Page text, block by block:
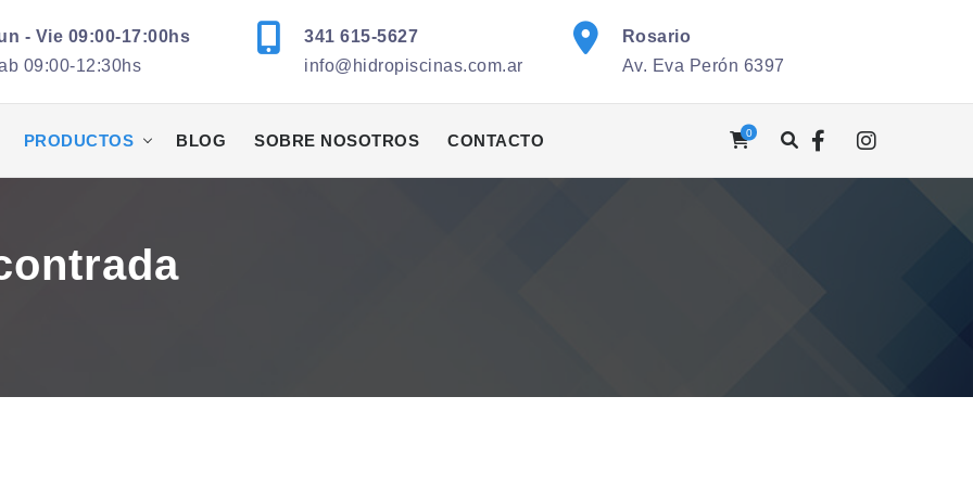
- Vie 09:00-17:00hs
09:00-12:30hs
341 615-5627
info@hidropiscinas.com.ar
Rosario
Av. Eva Perón 6397
PRODUCTOS BLOG SOBRE NOSOTROS CONTACTO 0